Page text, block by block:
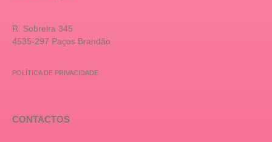
R. Sobreira 345
4535-297 Paços Brandão
POLÍTICA DE PRIVACIDADE
CONTACTOS